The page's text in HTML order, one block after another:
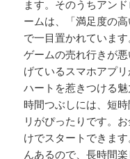
ます。そのうちアン
ームは、「満足度の
で一目置かれています
ゲームの売れ行きが
げているスマホアプ
ハートを惹きつける魅
時間つぶしには、短
リがぴったりです。
けでスタートできま
んあるので、長時間楽